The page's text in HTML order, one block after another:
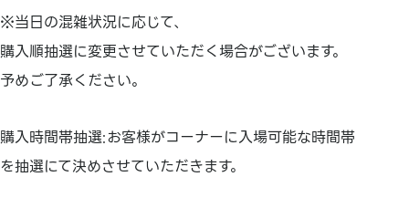
※当日の混雑状況に応じて、
購入順抽選に変更させていただく場合がございます。
予めご了承ください。
購入時間帯抽選:お客様がコーナーに入場可能な時間帯
を抽選にて決めさせていただきます。